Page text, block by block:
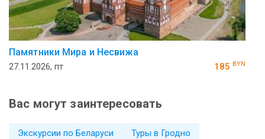
Памятники Мира и Несвижа
27.11.2026, пт 185 BYN
Вас могут заинтересовать
Экскурсии по Беларуси
Туры в Гродно